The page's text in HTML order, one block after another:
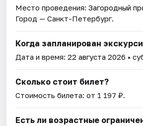
Место проведения:Загородный
Город — Санкт-Петербург.
Когда запланирован
Дата и время:22 августа 2026 •
Сколько стоит билет?
Стоимость билета: от 1 197 ₽.
Есть ли возрастные